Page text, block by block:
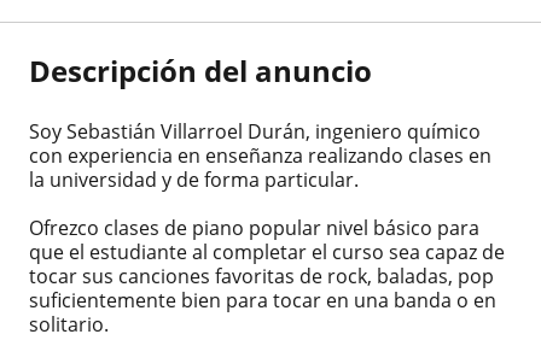
Descripción del anuncio
Soy Sebastián Villarroel Durán, ingeniero químico
con experiencia en enseñanza realizando clases en
la universidad y de forma particular.
Ofrezco clases de piano popular nivel básico para
que el estudiante al completar el curso sea capaz de
tocar sus canciones favoritas de rock, baladas, pop
suficientemente bien para tocar en una banda o en
solitario.